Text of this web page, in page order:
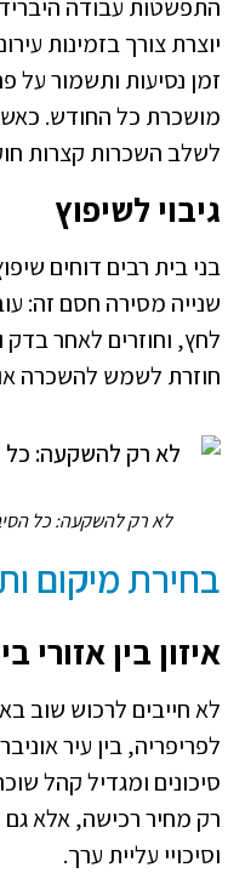
התפשטות עבודה
יוצרת צורך בזמינות
זמן נסיעות ותשמור על
מושכרת כל החודש.
לשלב השכרות קצרות
גיבוי לשיפוץ
בני בית רבים דוחים
שנייה מסירה חסם זה:
לחץ, וחוזרים לאחר
חוזרת לשמש להשכרה
לא רק להשקעה: כל
בחירת מיקום
איזון בין אזורי
לא חייבים לרכוש שוב
לפריפריה, בין עיר
סיכונים ומגדיל קהל
רק מחיר רכישה, אלא גם
וסיכויי עליית ערך.